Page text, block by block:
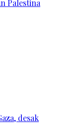
Palestina
desak